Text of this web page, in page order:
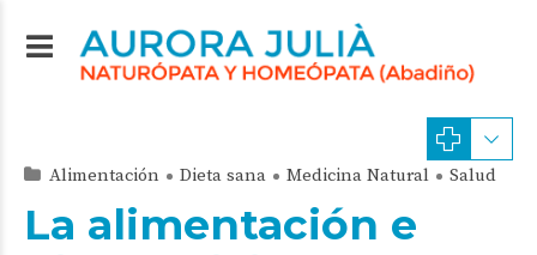
Alimentación Dieta sana Medicina Natural Salud
La alimentación e